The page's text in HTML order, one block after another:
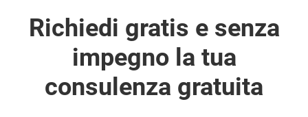
Richiedi gratis e senza
impegno la tua
consulenza gratuita